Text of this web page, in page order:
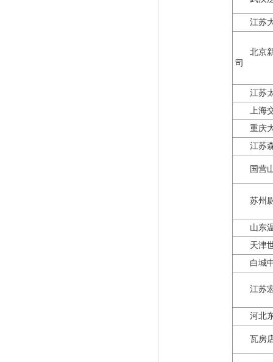
江苏
北京
司
江苏
上海
重庆
江苏
国营
苏州
山东
天津
白城
江苏
河北
瓦房